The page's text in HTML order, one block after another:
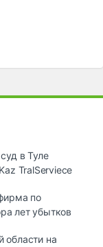
в Туле
TralServiece
по
лет убытков
области на